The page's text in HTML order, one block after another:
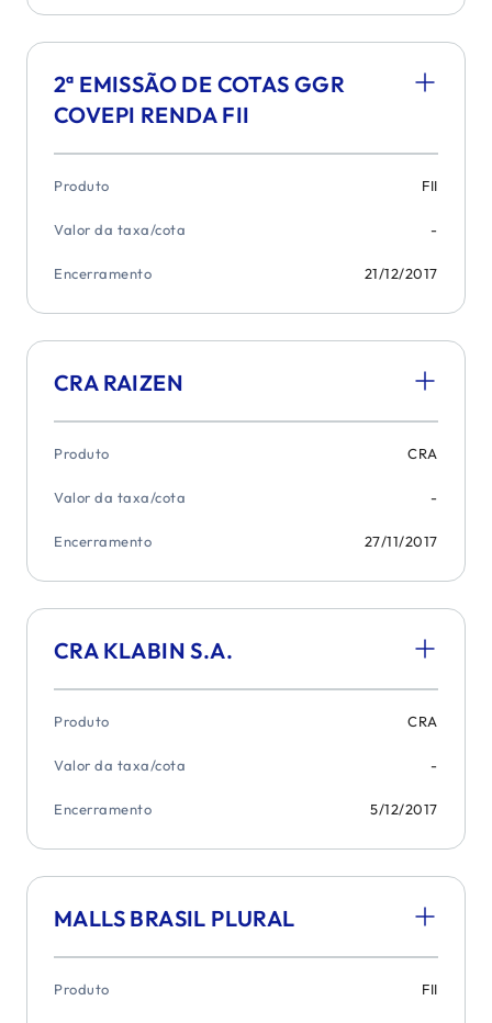
2ª EMISSÃO DE COTAS GGR
COVEPI RENDA FII
Produto FII
Valor da taxa/cota -
Encerramento 21/12/2017
CRA RAIZEN
Produto CRA
Valor da taxa/cota -
Encerramento 27/11/2017
CRA KLABIN S.A.
Produto CRA
Valor da taxa/cota -
Encerramento 5/12/2017
MALLS BRASIL PLURAL
Produto FII